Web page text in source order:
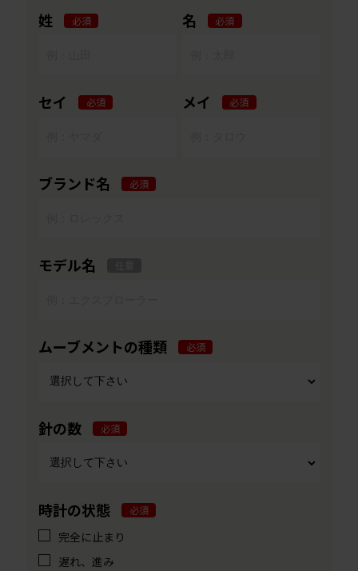
姓 必須 名 必須
セイ 必須 メイ 必須
ブランド名 必須
モデル名
ムーブメントの種類 必須
針の数 必須
時計の状態 必須
完全に止まり
遅れ、進み